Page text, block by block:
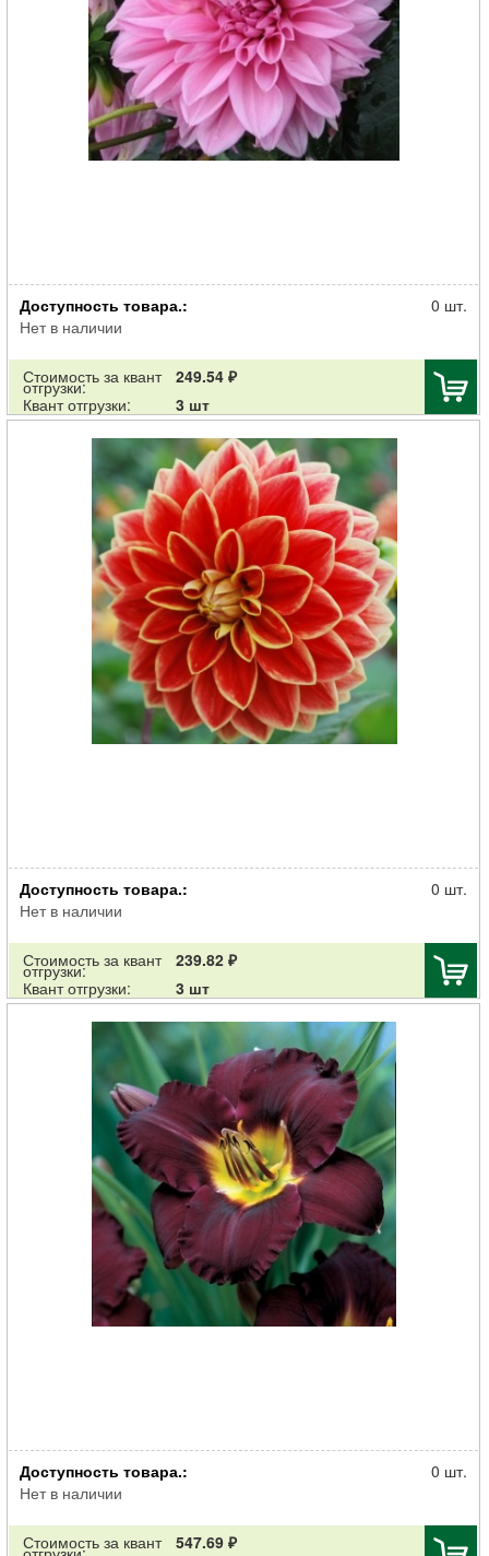
Клубень НВМ Георгина Декоративная Лавендер Перфекшн (II) 1шт
Доступность товара.:
Нет в наличии
0 шт.
Стоимость за квант
отгрузки:
249.54 ₽
Квант отгрузки:
3 шт
Клубень НВМ Георгина Декоративная Максим (II) 1шт
Доступность товара.:
Нет в наличии
0 шт.
Стоимость за квант
отгрузки:
239.82 ₽
Квант отгрузки:
3 шт
Корневище НВМ Лилейник Бела Лугоси (I) 1шт
Доступность товара.:
Нет в наличии
0 шт.
Стоимость за квант 547.69 ₽